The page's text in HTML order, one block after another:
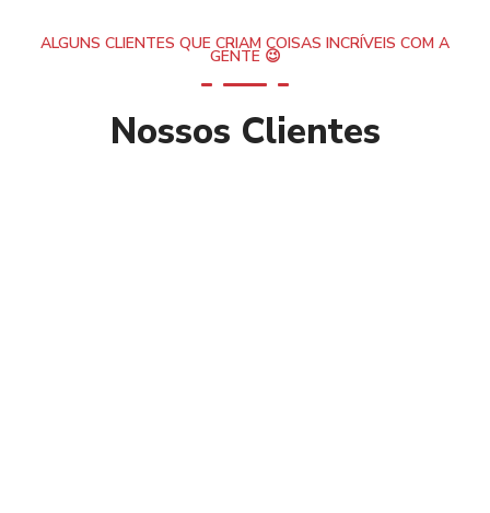
ALGUNS CLIENTES QUE CRIAM COISAS INCRÍVEIS COM A
GENTE 😉
Nossos Clientes